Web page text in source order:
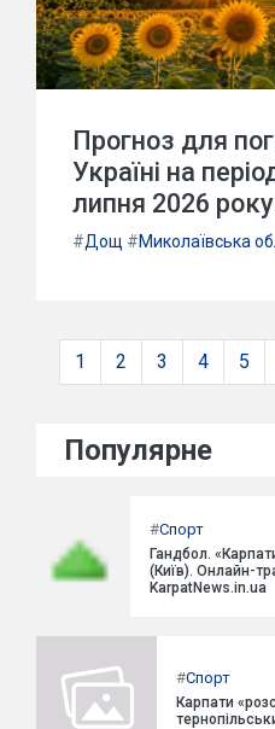
Прогноз для
Україні на
липня 2026
#Дощ #Миколаївська
1 2 3 4 5
Популярне
#Спорт
Гандбол.
(Київ). Онлайн-
KarpatNews.in.ua
#Спорт
Карпати